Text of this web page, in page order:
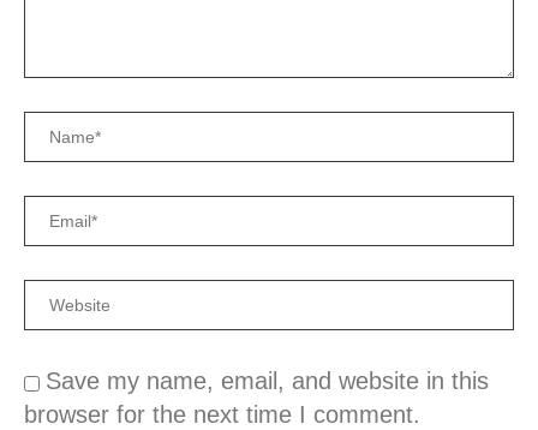
Save my name, email, and website in this
browser for the next time I comment.